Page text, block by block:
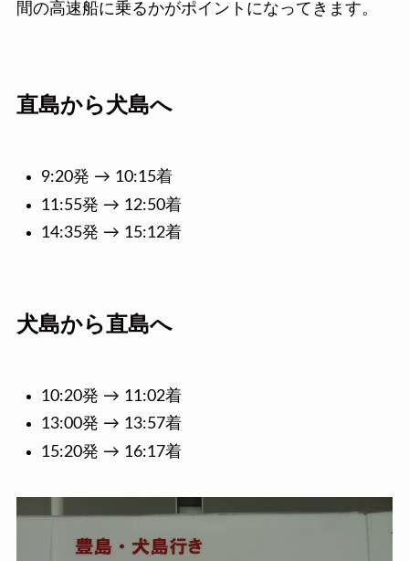
間の高速船に乗るかがポイントになってきます。
直島から犬島へ
9:20発 → 10:15着
11:55発 → 12:50着
14:35発 → 15:12着
犬島から直島へ
10:20発 → 11:02着
13:00発 → 13:57着
15:20発 → 16:17着